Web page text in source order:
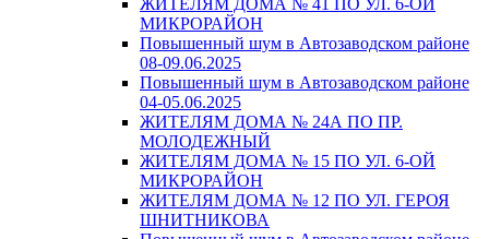
ЖИТЕЛЯМ ДОМА № 41 ПО УЛ. 6-ОЙ
МИКРОРАЙОН
Повышенный шум в Автозаводском районе
08-09.06.2025
Повышенный шум в Автозаводском районе
04-05.06.2025
ЖИТЕЛЯМ ДОМА № 24А ПО ПР.
МОЛОДЕЖНЫЙ
ЖИТЕЛЯМ ДОМА № 15 ПО УЛ. 6-ОЙ
МИКРОРАЙОН
ЖИТЕЛЯМ ДОМА № 12 ПО УЛ. ГЕРОЯ
ШНИТНИКОВА